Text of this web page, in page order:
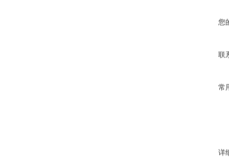
您
联
常
详